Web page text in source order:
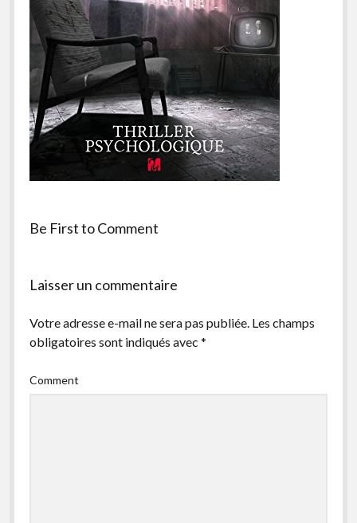
facebook
instagramyoutubeemail-
form
Be First to Comment
Laisser un commentaire
Votre adresse e-mail ne sera pas publiée. Les champs
obligatoires sont indiqués avec *
Comment